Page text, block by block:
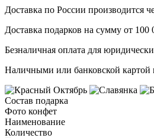
Доставка по России производится
Доставка подарков на сумму от
Безналичная оплата для
Наличными или банковской картой
Состав подарка
Фото конфет
Наименование
Количество